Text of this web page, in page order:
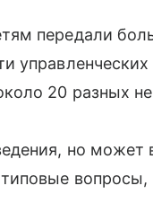
передали
20 разных
но может
вопросы,